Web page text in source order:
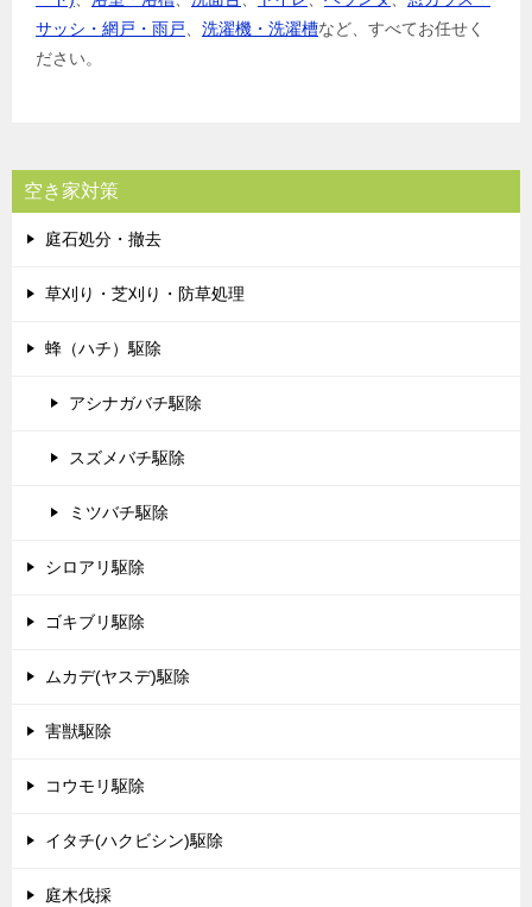
サッシ・網戸・雨戸
洗濯機・洗濯槽など、すべてお任せく
ださい。
空き家対策
庭石処分・撤去
草刈り・芝刈り・防草処理
蜂（ハチ）駆除
アシナガバチ駆除
スズメバチ駆除
ミツバチ駆除
シロアリ駆除
ゴキブリ駆除
ムカデ(ヤスデ)駆除
害獣駆除
コウモリ駆除
イタチ(ハクビシン)駆除
庭木伐採